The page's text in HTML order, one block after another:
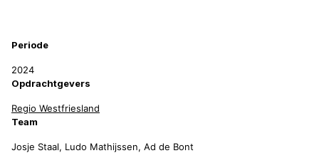
Periode
2024
Opdrachtgevers
Regio Westfriesland
Team
Josje Staal, Ludo Mathijssen, Ad de Bont